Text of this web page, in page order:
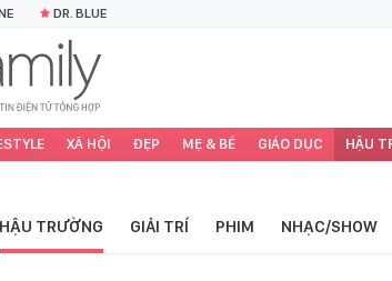
DR. BLUE
XÃ HỘI ĐẸP MẸ & BÉ GIÁO DỤC HẬU
HẬU TRƯỜNG GIẢI TRÍ PHIM NHẠC/SHOW